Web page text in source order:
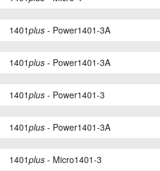
1401plus - Power1401-3A
1401plus - Power1401-3A
1401plus - Power1401-3
1401plus - Power1401-3A
1401plus - Micro1401-3